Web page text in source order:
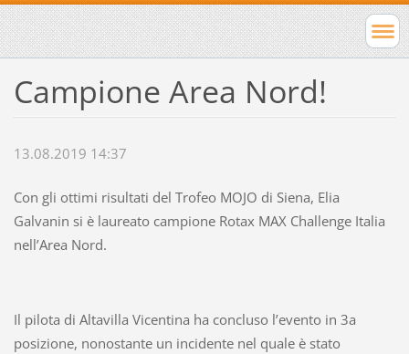
Campione Area Nord!
13.08.2019 14:37
Con gli ottimi risultati del Trofeo MOJO di Siena, Elia
Galvanin si è laureato campione Rotax MAX Challenge Italia
nell’Area Nord.
Il pilota di Altavilla Vicentina ha concluso l’evento in 3a
posizione, nonostante un incidente nel quale è stato